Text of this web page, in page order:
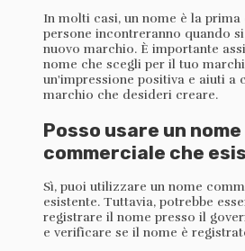
In molti casi, un nome è la prima
persone incontreranno quando
nuovo marchio. È importante
nome che scegli per il tuo
un'impressione positiva e aiuti a
marchio che desideri creare.
Posso usare un nome
commerciale che
Sì, puoi utilizzare un nome
esistente. Tuttavia, potrebbe
registrare il nome presso il
e verificare se il nome è